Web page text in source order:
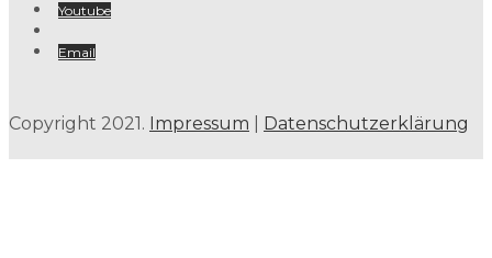
Youtube
Email
Copyright 2021. Impressum Datenschutzerklärung